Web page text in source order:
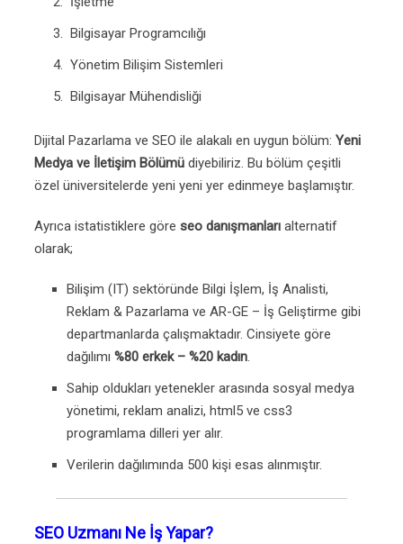
Bilgisayar Programcılığı
Yönetim Bilişim Sistemleri
Bilgisayar Mühendisliği
Dijital Pazarlama ve SEO ile alakalı en uygun bölüm: Yeni
Medya ve İletişim Bölümü diyebiliriz. Bu bölüm çeşitli
özel üniversitelerde yeni yeni yer edinmeye başlamıştır.
Ayrıca istatistiklere göre seo danışmanları alternatif
olarak;
Bilişim (IT) sektöründe Bilgi İşlem, İş Analisti,
Reklam & Pazarlama ve AR-GE – İş Geliştirme gibi
departmanlarda çalışmaktadır. Cinsiyete göre
dağılımı %80 erkek – %20 kadın.
Sahip oldukları yetenekler arasında sosyal medya
yönetimi, reklam analizi, html5 ve css3
programlama dilleri yer alır.
Verilerin dağılımında 500 kişi esas alınmıştır.
SEO Uzmanı Ne İş Yapar?